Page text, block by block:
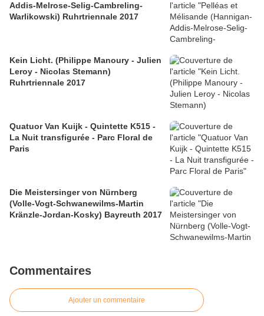
Addis-Melrose-Selig-Cambreling-
Warlikowski) Ruhrtriennale 2017
Kein Licht. (Philippe Manoury - Julien
Leroy - Nicolas Stemann)
Ruhrtriennale 2017
Quatuor Van Kuijk - Quintette K515 -
La Nuit transfigurée - Parc Floral de
Paris
Die Meistersinger von Nürnberg
(Volle-Vogt-Schwanewilms-Martin
Kränzle-Jordan-Kosky) Bayreuth 2017
Commentaires
Ajouter un commentaire